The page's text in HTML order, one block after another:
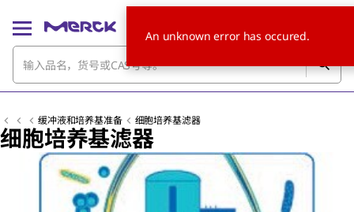
缓冲液和培养基准备 细胞培养基滤器
细胞培养基滤器
An unknown error has occured.